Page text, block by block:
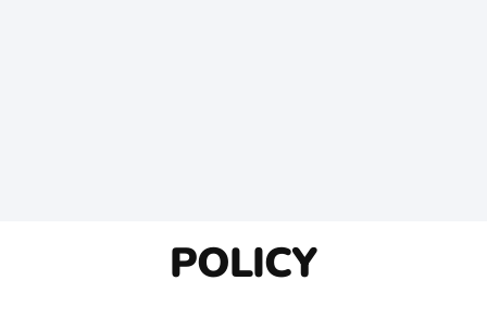
POLICY